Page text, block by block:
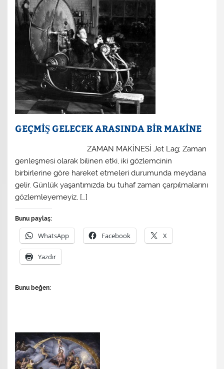
GEÇMİŞ GELECEK ARASINDA BİR MAKİNE
ZAMAN MAKİNESİ Jet Lag; Zaman
genleşmesi olarak bilinen etki, iki gözlemcinin
birbirlerine göre hareket etmeleri durumunda meydana
gelir. Günlük yaşantımızda bu tuhaf zaman çarpılmalarını
gözlemleyemeyiz, […]
Bunu paylaş:
WhatsApp Facebook X
Yazdır
Bunu beğen: